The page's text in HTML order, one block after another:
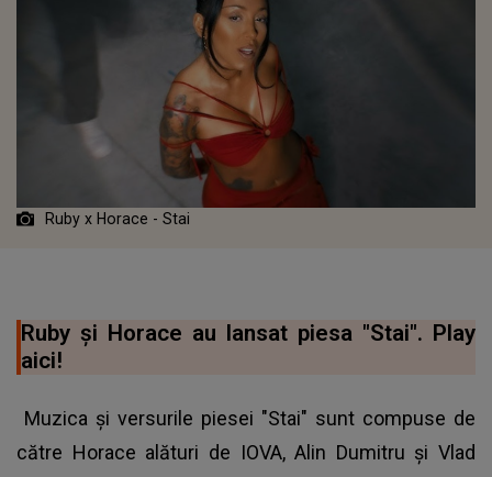
Ruby x Horace - Stai
Ruby și Horace au lansat piesa "Stai". Play
aici!
Muzica și versurile piesei "Stai" sunt compuse de
către Horace alături de IOVA, Alin Dumitru și Vlad